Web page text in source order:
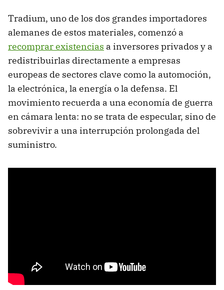
Tradium, uno de los dos grandes importadores
alemanes de estos materiales, comenzó a
recomprar existencias a inversores privados y a
redistribuirlas directamente a empresas
europeas de sectores clave como la automoción,
la electrónica, la energía o la defensa. El
movimiento recuerda a una economía de guerra
en cámara lenta: no se trata de especular, sino de
sobrevivir a una interrupción prolongada del
suministro.